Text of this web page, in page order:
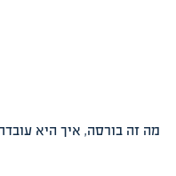
מה זה בורסה, איך היא